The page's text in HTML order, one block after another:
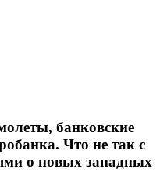
банковские
Что не так с
о новых западных